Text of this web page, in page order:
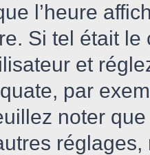
l’heure
Si tel était
et
par
noter
réglages,